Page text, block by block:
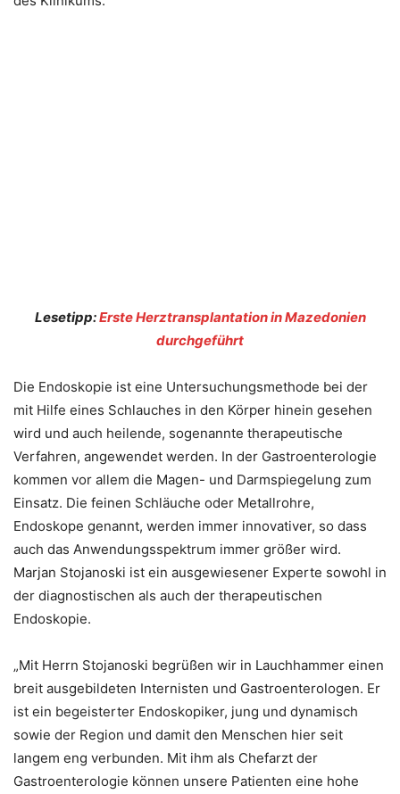
Lesetipp:Erste Herztransplantation in Mazedonien
durchgeführt
Die Endoskopie ist eine Untersuchungsmethode bei der
mit Hilfe eines Schlauches in den Körper hinein gesehen
wird und auch heilende, sogenannte therapeutische
Verfahren, angewendet werden. In der Gastroenterologie
kommen vor allem die Magen- und Darmspiegelung zum
Einsatz. Die feinen Schläuche oder Metallrohre,
Endoskope genannt, werden immer innovativer, so dass
auch das Anwendungsspektrum immer größer wird.
Marjan Stojanoski ist ein ausgewiesener Experte sowohl in
der diagnostischen als auch der therapeutischen
Endoskopie.
„Mit Herrn Stojanoski begrüßen wir in Lauchhammer einen
breit ausgebildeten Internisten und Gastroenterologen. Er
ist ein begeisterter Endoskopiker, jung und dynamisch
sowie der Region und damit den Menschen hier seit
langem eng verbunden. Mit ihm als Chefarzt der
Gastroenterologie können unsere Patienten eine hohe